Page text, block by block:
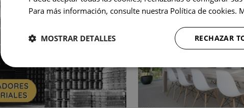
Para más información, consulte nuestra Política de cookies.
RECHAZAR
MOSTRAR DETALLES